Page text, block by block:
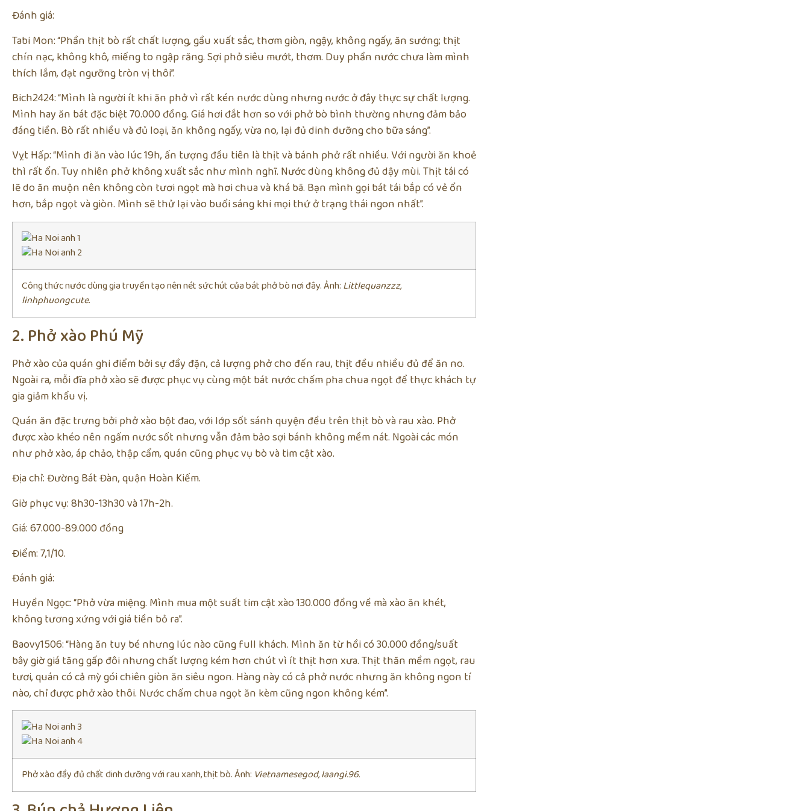
Đánh giá:
Tabi Mon: “Phần thịt bò rất chất lượng, gầu xuất sắc, thơm giòn, ngậy, không ngấy, ăn sướng; thịt
chín nạc, không khô, miếng to ngập răng. Sợi phở siêu mướt, thơm. Duy phần nước chưa làm mình
thích lắm, đạt ngưỡng tròn vị thôi”.
Bich2424: “Mình là người ít khi ăn phở vì rất kén nước dùng nhưng nước ở đây thực sự chất lượng.
Mình hay ăn bát đặc biệt 70.000 đồng. Giá hơi đắt hơn so với phở bò bình thường nhưng đảm bảo
đáng tiền. Bò rất nhiều và đủ loại, ăn không ngấy, vừa no, lại đủ dinh dưỡng cho bữa sáng”.
Vỵt Hấp: “Mình đi ăn vào lúc 19h, ấn tượng đầu tiên là thịt và bánh phở rất nhiều. Với người ăn khoẻ
thì rất ổn. Tuy nhiên phở không xuất sắc như mình nghĩ. Nước dùng không đủ dậy mùi. Thịt tái có
lẽ do ăn muộn nên không còn tươi ngọt mà hơi chua và khá bã. Bạn mình gọi bát tái bắp có vẻ ổn
hơn, bắp ngọt và giòn. Mình sẽ thử lại vào buổi sáng khi mọi thứ ở trạng thái ngon nhất”.
Công thức nước dùng gia truyền tạo nên nét sức hút của bát phở bò nơi đây. Ảnh: Littlequanzzz,
linhphuongcute.
2. Phở xào Phú Mỹ
Phở xào của quán ghi điểm bởi sự đầy đặn, cả lượng phở cho đến rau, thịt đều nhiều đủ để ăn no.
Ngoài ra, mỗi đĩa phở xào sẽ được phục vụ cùng một bát nước chấm pha chua ngọt để thực khách tự
gia giảm khẩu vị.
Quán ăn đặc trưng bởi phở xào bột đao, với lớp sốt sánh quyện đều trên thịt bò và rau xào. Phở
được xào khéo nên ngấm nước sốt nhưng vẫn đảm bảo sợi bánh không mềm nát. Ngoài các món
như phở xào, áp chảo, thập cẩm, quán cũng phục vụ bò và tim cật xào.
Địa chỉ: Đường Bát Đàn, quận Hoàn Kiếm.
Giờ phục vụ: 8h30-13h30 và 17h-2h.
Giá: 67.000-89.000 đồng
Điểm: 7,1/10.
Đánh giá:
Huyền Ngọc: “Phở vừa miệng. Mình mua một suất tim cật xào 130.000 đồng về mà xào ăn khét,
không tương xứng với giá tiền bỏ ra”.
Baovy1506: “Hàng ăn tuy bé nhưng lúc nào cũng full khách. Mình ăn từ hồi có 30.000 đồng/suất
bây giờ giá tăng gấp đôi nhưng chất lượng kém hơn chút vì ít thịt hơn xưa. Thịt thăn mềm ngọt, rau
tươi, quán có cả mỳ gói chiên giòn ăn siêu ngon. Hàng này có cả phở nước nhưng ăn không ngon tí
nào, chỉ được phở xào thôi. Nước chấm chua ngọt ăn kèm cũng ngon không kém”.
Phở xào đầy đủ chất dinh dưỡng với rau xanh, thịt bò. Ảnh: Vietnamesegod, laangi.96.